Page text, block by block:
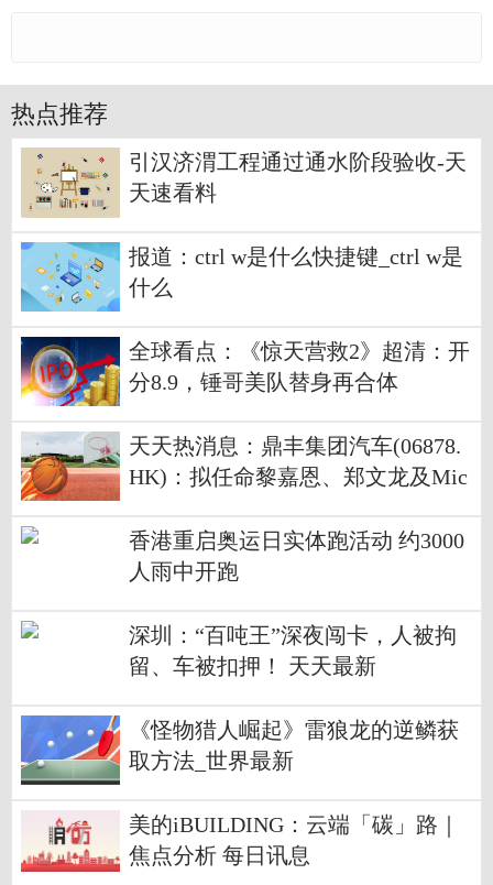
热点推荐
引汉济渭工程通过通水阶段验收-天
天速看料
报道：ctrl w是什么快捷键_ctrl w是
什么
全球看点：《惊天营救2》超清：开
分8.9，锤哥美队替身再合体
天天热消息：鼎丰集团汽车(06878.
HK)：拟任命黎嘉恩、郑文龙及Mic
香港重启奥运日实体跑活动 约3000
人雨中开跑
深圳：“百吨王”深夜闯卡，人被拘
留、车被扣押！ 天天最新
《怪物猎人崛起》雷狼龙的逆鳞获
取方法_世界最新
美的iBUILDING：云端​「碳」路｜
焦点分析 每日讯息